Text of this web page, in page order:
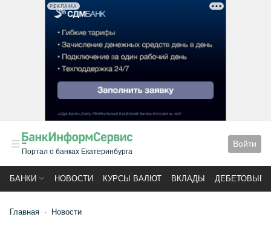
РЕКЛАМА
Портал о банках Екатеринбурга
Войти
БАНКИ НОВОСТИ КУРСЫ ВАЛЮТ ВКЛАДЫ ДЕБЕТОВЫЕ
Главная Новости